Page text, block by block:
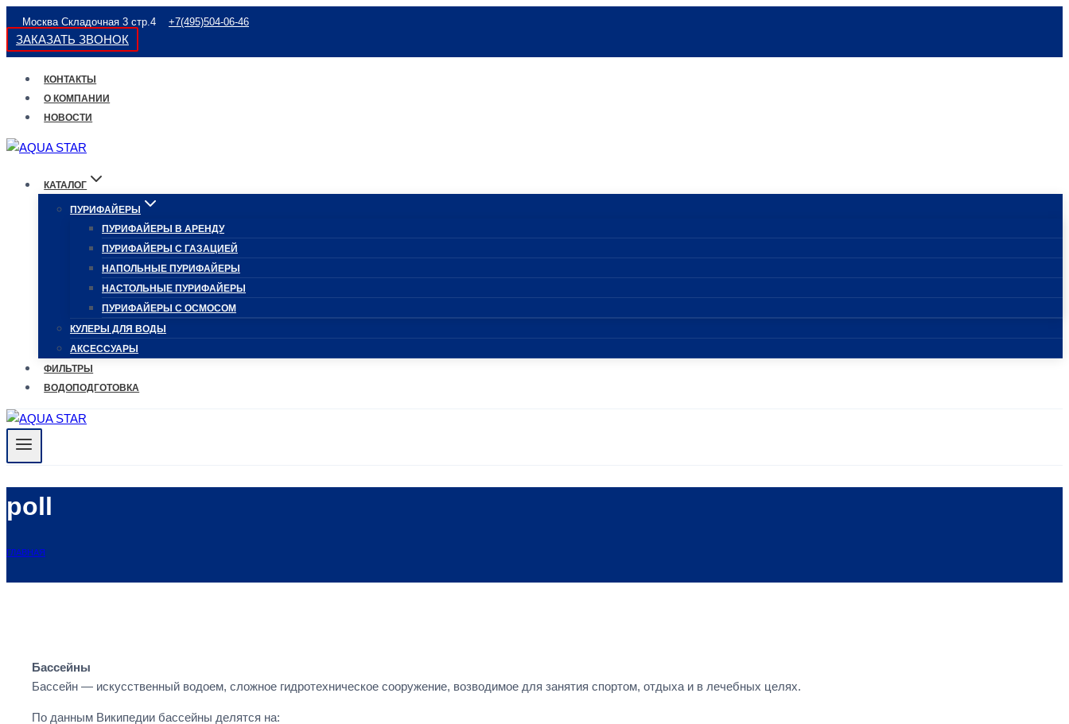
Перейти
содержимому
Москва Складочная 3 стр.4 +7(495)504-06-46
ЗАКАЗАТЬ ЗВОНОК
КОНТАКТЫ
О КОМПАНИИ
НОВОСТИ
КАТАЛОГ
ПУРИФАЙЕРЫ
ПУРИФАЙЕРЫ В АРЕНДУ
ПУРИФАЙЕРЫ С ГАЗАЦИЕЙ
НАПОЛЬНЫЕ ПУРИФАЙЕРЫ
НАСТОЛЬНЫЕ ПУРИФАЙЕРЫ
ПУРИФАЙЕРЫ С ОСМОСОМ
КУЛЕРЫ ДЛЯ ВОДЫ
АКСЕССУАРЫ
ФИЛЬТРЫ
ВОДОПОДГОТОВКА
poll
ГЛАВНАЯ
Бассейны
Бассейн — искусственный водоем, сложное гидротехническое сооружение, возводимое для занятия спортом, отдыха и в лечебных целях.
По данным Википедии бассейны делятся на: